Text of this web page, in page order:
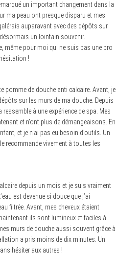
un important changement dans la
ma peau ont presque disparu et mes
auparavant avec des dépôts sur
un lointain souvenir.
même pour moi qui ne suis pas une pro
!
pomme de douche anti calcaire. Avant, je
sur les murs de ma douche. Depuis
ressemble à une expérience de spa. Mes
et n’ont plus de démangeaisons. En
et je n’ai pas eu besoin d’outils. Un
recommande vivement à toutes les
depuis un mois et je suis vraiment
est devenue si douce que j’ai
filtrée. Avant, mes cheveux étaient
ils sont lumineux et faciles à
murs de douche aussi souvent grâce à
a pris moins de dix minutes. Un
hésiter aux autres !